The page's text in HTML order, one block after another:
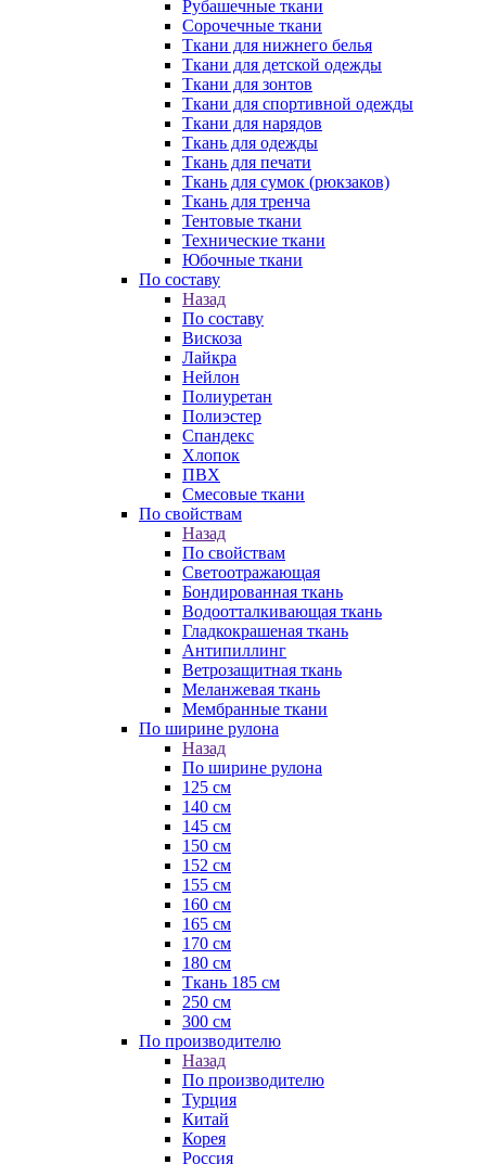
Рубашечные ткани
Сорочечные ткани
Ткани для нижнего белья
Ткани для детской одежды
Ткани для зонтов
Ткани для спортивной одежды
Ткани для нарядов
Ткань для одежды
Ткань для печати
Ткань для сумок (рюкзаков)
Ткань для тренча
Тентовые ткани
Технические ткани
Юбочные ткани
По составу
Назад
По составу
Вискоза
Лайкра
Нейлон
Полиуретан
Полиэстер
Спандекс
Хлопок
ПВХ
Смесовые ткани
По свойствам
Назад
По свойствам
Светоотражающая
Бондированная ткань
Водоотталкивающая ткань
Гладкокрашеная ткань
Антипиллинг
Ветрозащитная ткань
Меланжевая ткань
Мембранные ткани
По ширине рулона
Назад
По ширине рулона
125 см
140 см
145 см
150 см
152 см
155 см
160 см
165 см
170 см
180 см
Ткань 185 см
250 см
300 см
По производителю
Назад
По производителю
Турция
Китай
Корея
Россия